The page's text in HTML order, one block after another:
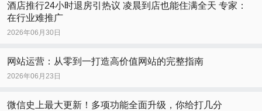
酒店推行24小时退房引热议 凌晨到店也能住满全天 专家：
在行业难推广
2026年06月30日
网站运营：从零到一打造高价值网站的完整指南
2026年06月23日
微信史上最大更新！多项功能全面升级，你给打几分